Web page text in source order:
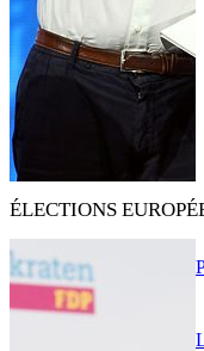
ÉLECTIONS